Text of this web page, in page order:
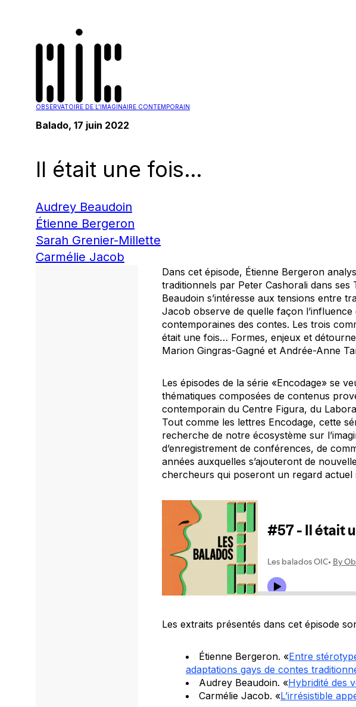
OBSERVATOIRE DE L'IMAGINAIRE CONTEMPORAIN
Balado, 17 juin 2022
Il était une fois…
Audrey Beaudoin
Étienne Bergeron
Sarah Grenier-Millette
Carmélie Jacob
Dans cet épisode, Étienne Bergeron
traditionnels par Peter Cashorali dans ses
Beaudoin s’intéresse aux tensions entre
Jacob observe de quelle façon
contemporaines des contes. Les trois
était une fois… Formes, enjeux et
Marion Gingras-Gagné et Andrée-Anne
Les épisodes de la série «Encodage» se
thématiques composées de contenus
contemporain du Centre Figura, du
Tout comme les lettres Encodage, cette
recherche de notre écosystème sur
d’enregistrement de conférences, de
années auxquelles s’ajouteront de
chercheurs qui poseront un regard actuel
Les extraits présentés dans cet épisode
Étienne Bergeron. «Entre
adaptations gays de contes
Audrey Beaudoin. «Hybridité des
Carmélie Jacob. «L’irrésistible